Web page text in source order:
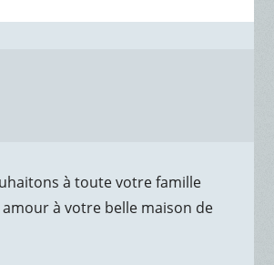
à toute votre famille
à votre belle maison de